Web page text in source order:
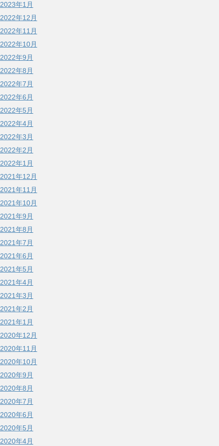
2023年1月
2022年12月
2022年11月
2022年10月
2022年9月
2022年8月
2022年7月
2022年6月
2022年5月
2022年4月
2022年3月
2022年2月
2022年1月
2021年12月
2021年11月
2021年10月
2021年9月
2021年8月
2021年7月
2021年6月
2021年5月
2021年4月
2021年3月
2021年2月
2021年1月
2020年12月
2020年11月
2020年10月
2020年9月
2020年8月
2020年7月
2020年6月
2020年5月
2020年4月